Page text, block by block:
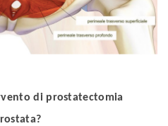
di prostatectomia